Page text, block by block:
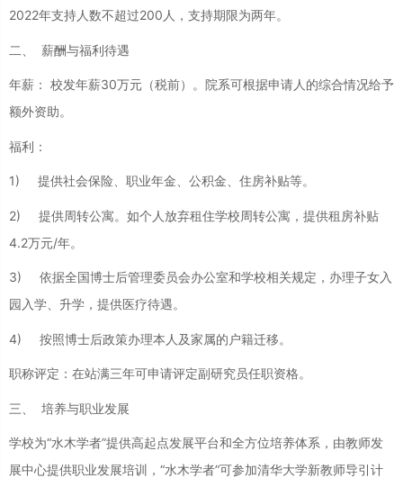
2022年支持人数不超过200人，支持期限为两年。
二、 薪酬与福利待遇
年薪： 校发年薪30万元（税前）。院系可根据申请人的综合情况给予
额外资助。
福利：
1) 提供社会保险、职业年金、公积金、住房补贴等。
2) 提供周转公寓。如个人放弃租住学校周转公寓，提供租房补贴
4.2万元/年。
3) 依据全国博士后管理委员会办公室和学校相关规定，办理子女入
园入学、升学，提供医疗待遇。
4) 按照博士后政策办理本人及家属的户籍迁移。
职称评定：在站满三年可申请评定副研究员任职资格。
三、 培养与职业发展
学校为“水木学者”提供高起点发展平台和全方位培养体系，由教师发
展中心提供职业发展培训，“水木学者”可参加清华大学新教师导引计